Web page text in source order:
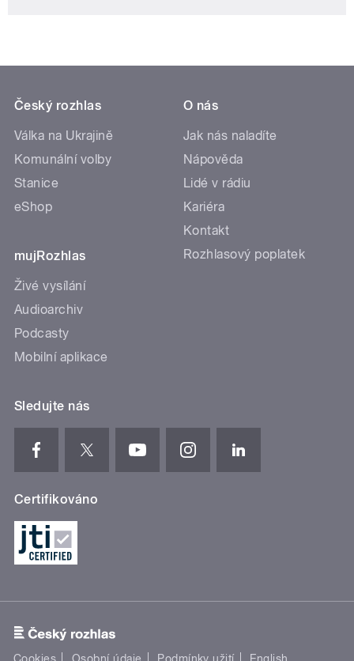
Český rozhlas
Válka na Ukrajině
Komunální volby
Stanice
eShop
mujRozhlas
Živé vysílání
Audioarchiv
Podcasty
Mobilní aplikace
O nás
Jak nás naladíte
Nápověda
Lidé v rádiu
Kariéra
Kontakt
Rozhlasový poplatek
Sledujte nás
Certifikováno
Cookies Osobní údaje Podmínky užití English